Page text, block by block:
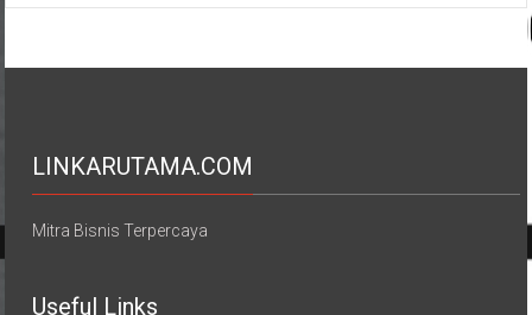
LINKARUTAMA.COM
Mitra Bisnis Terpercaya
Useful Links